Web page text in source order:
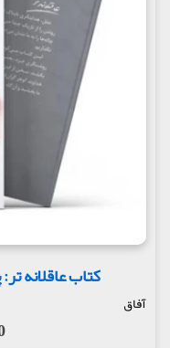
کتاب عاقلانه
آفاق